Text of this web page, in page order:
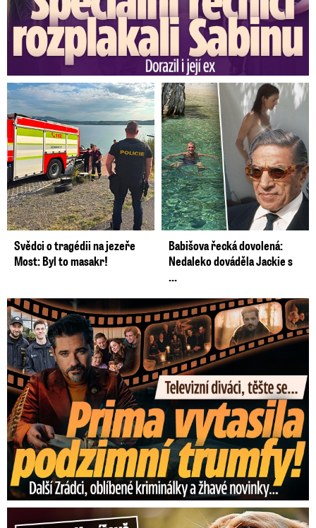
Svědci o tragédii na jezeře
Most: Byl to masakr!
Babišova řecká dovolená:
Nedaleko dováděla Jackie s
...
Prima vytasila podzimní trumfy! Další Zrádci a žhavé novinky
Hrůza v Havířově: Pes pokousal chlapečka (2) ve tváři!